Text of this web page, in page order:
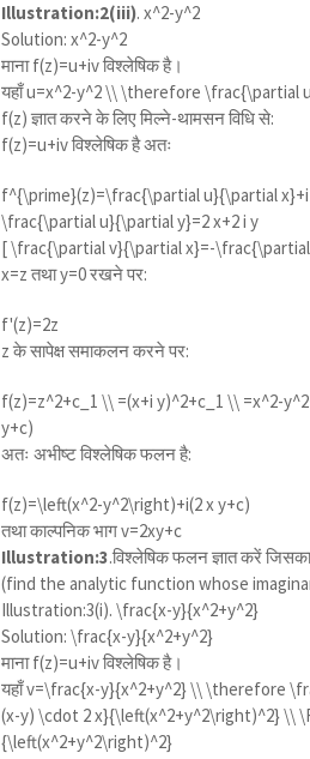
Illustration:2(iii).x^2-y^2
Solution:x^2-y^2
माना f(z)=u+iv विश्लेषिक है।
यहाँu=x^2-y^2 \\ \therefore \frac{\partial
f(z) ज्ञात करने के लिए मिल्ने-थामसन विधि से:
f(z)=u+iv विश्लेषिक है अतः
f^{\prime}(z)=\frac{\partial u}{\partial
\frac{\partial u}{\partial y}=2 x+2 i y
[\frac{\partial v}{\partial x}=-
x=z तथा y=0 रखने पर:
f'(z)=2z
z के सापेक्ष समाकलन करने पर:
f(z)=z^2+c_1 \\ =(x+i y)^2+c_1 \\ =x^2-
y+c)
अतः अभीष्ट विश्लेषिक फलन है:
f(z)=\left(x^2-y^2\right)+i(2 x y+c)
तथा काल्पनिक भाग v=2xy+c
Illustration:3.विश्लेषिक फलन ज्ञात करें
(find the analytic function whose
Illustration:3(i).\frac{x-y}{x^2+y^2}
Solution:\frac{x-y}{x^2+y^2}
माना f(z)=u+iv विश्लेषिक है।
यहाँv=\frac{x-y}{x^2+y^2} \\ \therefore
(x-y) \cdot 2 x}{\left(x^2+y^2\right)^2} \\
{\left(x^2+y^2\right)^2}